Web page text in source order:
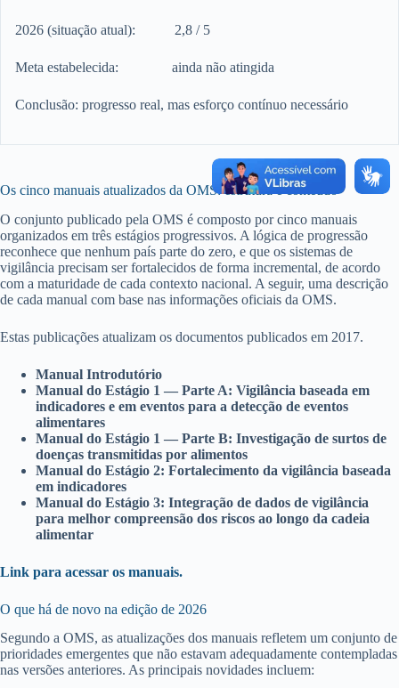
2026 (situação atual): 2,8 / 5
Meta estabelecida: ainda não atingida
Conclusão: progresso real, mas esforço contínuo necessário
Os cinco manuais atualizados da OMS: estrutura e conteúdo
O conjunto publicado pela OMS é composto por cinco manuais
organizados em três estágios progressivos. A lógica de progressão
reconhece que nenhum país parte do zero, e que os sistemas de
vigilância precisam ser fortalecidos de forma incremental, de acordo
com a maturidade de cada contexto nacional. A seguir, uma descrição
de cada manual com base nas informações oficiais da OMS.
Estas publicações atualizam os documentos publicados em 2017.
Manual Introdutório
Manual do Estágio 1 — Parte A: Vigilância baseada em
indicadores e em eventos para a detecção de eventos
alimentares
Manual do Estágio 1 — Parte B: Investigação de surtos de
doenças transmitidas por alimentos
Manual do Estágio 2: Fortalecimento da vigilância baseada
em indicadores
Manual do Estágio 3: Integração de dados de vigilância
para melhor compreensão dos riscos ao longo da cadeia
alimentar
Link para acessar os manuais.
O que há de novo na edição de 2026
Segundo a OMS, as atualizações dos manuais refletem um conjunto de
prioridades emergentes que não estavam adequadamente contempladas
nas versões anteriores. As principais novidades incluem: